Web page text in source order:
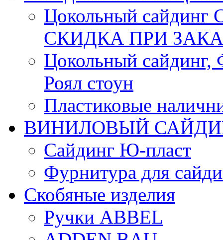
Цокольный сайдинг
СКИДКА ПРИ
Цокольный сайдинг,
Роял стоун
Пластиковые
ВИНИЛОВЫЙ
Сайдинг Ю-пласт
Фурнитура для
Скобяные изделия
Ручки ABBEL